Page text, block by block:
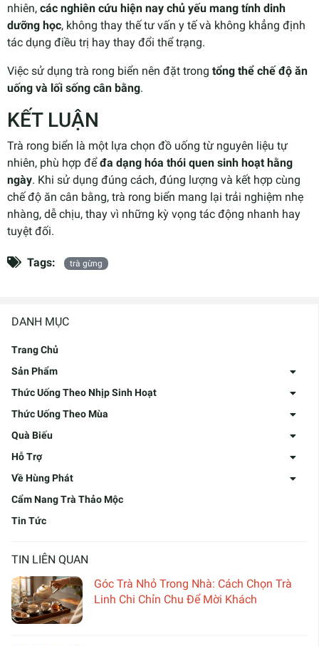
DANH MỤC
Trang Chủ
Sản Phẩm
Thức Uống Theo Nhịp Sinh Hoạt
Thức Uống Theo Mùa
Quà Biếu
Hỗ Trợ
Về Hùng Phát
Cẩm Nang Trà Thảo Mộc
Tin Tức
TIN LIÊN QUAN
Góc Trà Nhỏ Trong Nhà: Cách Chọn Trà
Linh Chi Chỉn Chu Để Mời Khách
nhiên, các nghiên cứu hiện nay chủ yếu mang tính dinh
dưỡng học, không thay thế tư vấn y tế và không khẳng định
tác dụng điều trị hay thay đổi thể trạng.
Việc sử dụng trà rong biển nên đặt trong tổng thể chế độ ăn
uống và lối sống cân bằng.
KẾT LUẬN
Trà rong biển là một lựa chọn đồ uống từ nguyên liệu tự
nhiên, phù hợp đểđa dạng hóa thói quen sinh hoạt hằng
ngày. Khi sử dụng đúng cách, đúng lượng và kết hợp cùng
chế độ ăn cân bằng, trà rong biển mang lại trải nghiệm nhẹ
nhàng, dễ chịu, thay vì những kỳ vọng tác động nhanh hay
tuyệt đối.
Tags: trà gừng